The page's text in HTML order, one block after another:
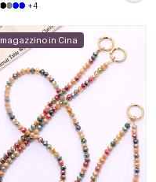
+4
magazzino in Cina